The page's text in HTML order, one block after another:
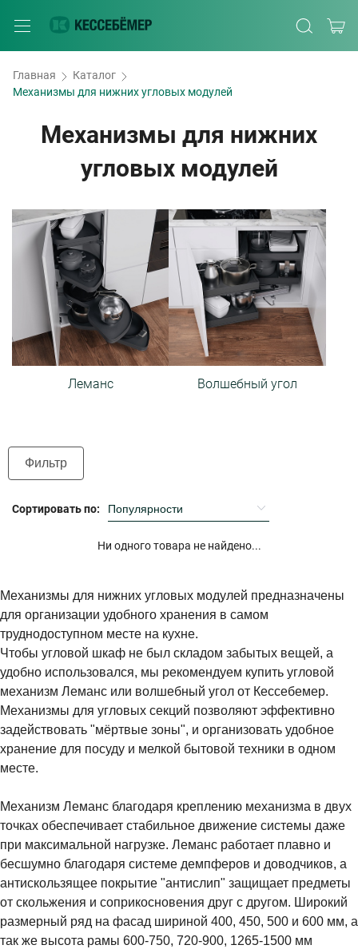
Главная
Каталог
Механизмы для нижних угловых модулей
Механизмы для нижних
угловых модулей
Леманс Волшебный угол
Фильтр
Сортировать по:
Ни одного товара не найдено...
Механизмы для нижних угловых модулей предназначены
для организации удобного хранения в самом
труднодоступном месте на кухне.
Чтобы угловой шкаф не был складом забытых вещей, а
удобно использовался, мы рекомендуем купить угловой
механизм Леманс или волшебный угол от Кессебемер.
Механизмы для угловых секций позволяют эффективно
задействовать "мёртвые зоны", и организовать удобное
хранение для посуду и мелкой бытовой техники в одном
месте.
Механизм Леманс благодаря креплению механизма в двух
точках обеспечивает стабильное движение системы даже
при максимальной нагрузке. Леманс работает плавно и
бесшумно благодаря системе демпферов и доводчиков, а
антискользящее покрытие "антислип" защищает предметы
от скольжения и соприкосновения друг с другом. Широкий
размерный ряд на фасад шириной 400, 450, 500 и 600 мм, а
так же высота рамы 600-750, 720-900, 1265-1500 мм